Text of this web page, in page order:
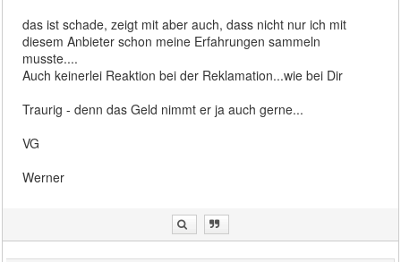
das ist schade, zeigt mit aber auch, dass nicht nur ich mit
diesem Anbieter schon meine Erfahrungen sammeln
musste....
Auch keinerlei Reaktion bei der Reklamation...wie bei Dir
Traurig - denn das Geld nimmt er ja auch gerne...
VG
Werner